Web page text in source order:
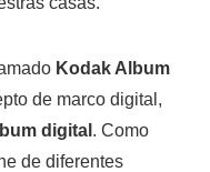
Kodak Album
de marco digital,
digital . Como
de diferentes